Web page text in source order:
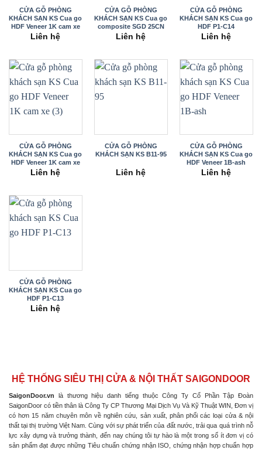
CỬA GỖ PHÒNG
KHÁCH SẠN KS Cua go
HDF Veneer 1K cam xe
Liên hệ
CỬA GỖ PHÒNG
KHÁCH SẠN KS Cua go
composite SGD 25CN
Liên hệ
CỬA GỖ PHÒNG
KHÁCH SẠN KS Cua go
HDF P1-C14
Liên hệ
CỬA GỖ PHÒNG
KHÁCH SẠN KS Cua go
HDF Veneer 1K cam xe
(3)
Liên hệ
CỬA GỖ PHÒNG
KHÁCH SẠN KS B11-95
Liên hệ
CỬA GỖ PHÒNG
KHÁCH SẠN KS Cua go
HDF Veneer 1B-ash
Liên hệ
CỬA GỖ PHÒNG
KHÁCH SẠN KS Cua go
HDF P1-C13
Liên hệ
HỆ THỐNG SIÊU THỊ CỬA & NỘI THẤT SAIGONDOOR
SaigonDoor.vn là thương hiệu danh tiếng thuộc Công Ty Cổ Phần Tập Đoàn
SaigonDoor có tiền thân là Công Ty CP Thương Mại Dịch Vụ Và Kỹ Thuật WIN, Đơn vị
có hơn 15 năm chuyên môn về nghiên cứu, sản xuất, phân phối các loại cửa & nội
thất tại thị trường Việt Nam. Cùng với sự phát triển của đất nước, trải qua quá trình nỗ
lực xây dựng và trưởng thành, đến nay chúng tôi tự hào là một trong số ít đơn vị có
sản phẩm đạt được những Tiêu chuẩn chứng nhận ISO, chứng nhận hợp chuẩn hợp